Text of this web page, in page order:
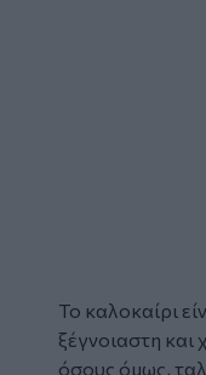
Το καλοκαίρι
ξέγνοιαστη
όσους όμως,